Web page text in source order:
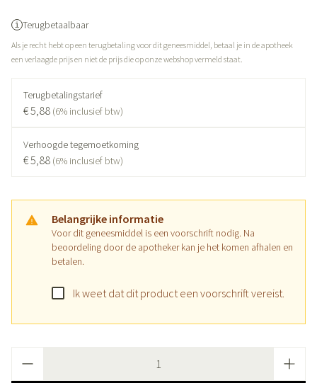
Terugbetaalbaar
Als je recht hebt op een terugbetaling voor dit geneesmiddel, betaal je in de apotheek
een verlaagde prijs en niet de prijs die op onze webshop vermeld staat.
Terugbetalingstarief
€ 5,88 (6% inclusief btw)
Verhoogde tegemoetkoming
€ 5,88 (6% inclusief btw)
Belangrijke informatie
Voor dit geneesmiddel is een voorschrift nodig. Na
beoordeling door de apotheker kan je het komen afhalen en
betalen.
Ik weet dat dit product een voorschrift vereist.